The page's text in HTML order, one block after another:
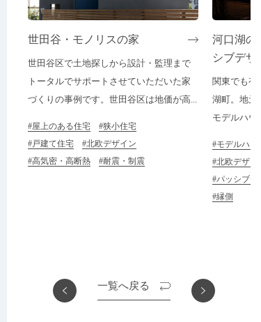
世田谷・モノリスの家
世田谷区で土地探しから設計・監理まで
トータルでサポートさせていただいた家
づくりの事例です。世田谷区は地価が高...
#屋上のある住宅
#狭小住宅
#戸建て住宅
#北欧デザイン
#高気密・高断熱
#耐震・制震
河口湖の
シブデザ
関東でも有
湖町。地元
モデルハウ
#モデルハウス
#北欧デザイン
#パッシブデ
#縁側
一覧へ戻る